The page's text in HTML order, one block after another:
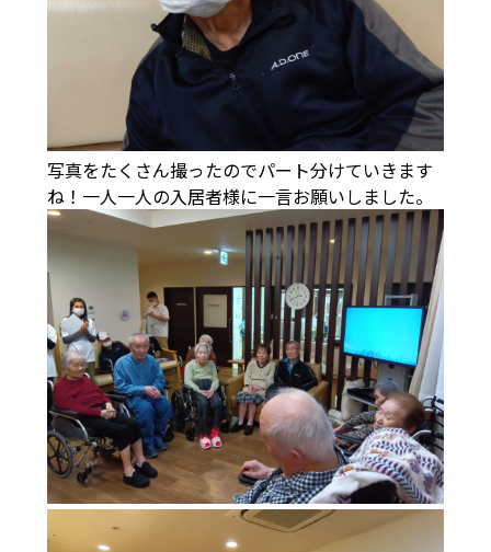
写真をたくさん撮ったのでパート分けていきます
ね！一人一人の入居者様に一言お願いしました。